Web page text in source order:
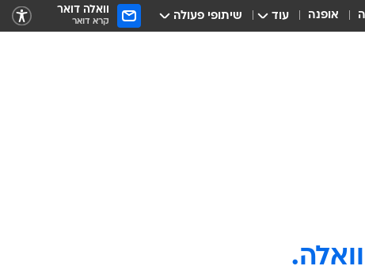
אופנה עוד שיתופי פעולה וואלה דואר
קרא דואר